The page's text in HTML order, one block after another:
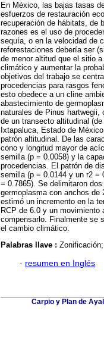
En México, las bajas tasas
esfuerzos de restauración
recuperación de hábitats, de
razones es el uso de
sequía, o en la velocidad de
reforestaciones debería ser
de menor altitud que el sitio
climático y aumentar la
objetivos del trabajo se
procedencias para rasgos
esto obedece a un cline
abastecimiento de
naturales de Pinus hartwegii,
de un transecto altitudinal
Ixtapaluca, Estado de
patrón altitudinal. De las
cono y longitud mayor de
semilla (p = 0.0058) y la
procedencias. El patrón de
semilla (p = 0.0144 y un r2 =
= 0.7865). Se delimitaron
germoplasma con anchos de
estimó un incremento en la
RCP de 6.0 y un movimiento
compensarlo. Finalmente se
el cambio climático.
Palabras llave :
· resumen en Inglés
Carpio y Plan de